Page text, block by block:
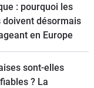
: pourquoi les
désormais
en Europe
sont-elles
? La